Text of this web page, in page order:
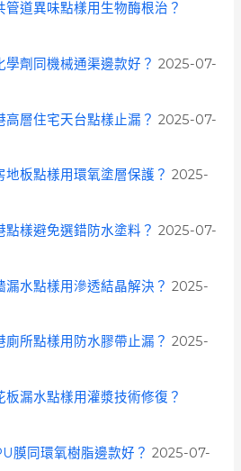
道異味點樣用生物酶根治？
劑同機械通渠邊款好？ 2025-07-
層住宅天台點樣止漏？ 2025-07-
板點樣用環氧塗層保護？ 2025-
樣避免選錯防水塗料？ 2025-07-
水點樣用滲透結晶解決？ 2025-
所點樣用防水膠帶止漏？ 2025-
漏水點樣用灌漿技術修復？
膜同環氧樹脂邊款好？ 2025-07-